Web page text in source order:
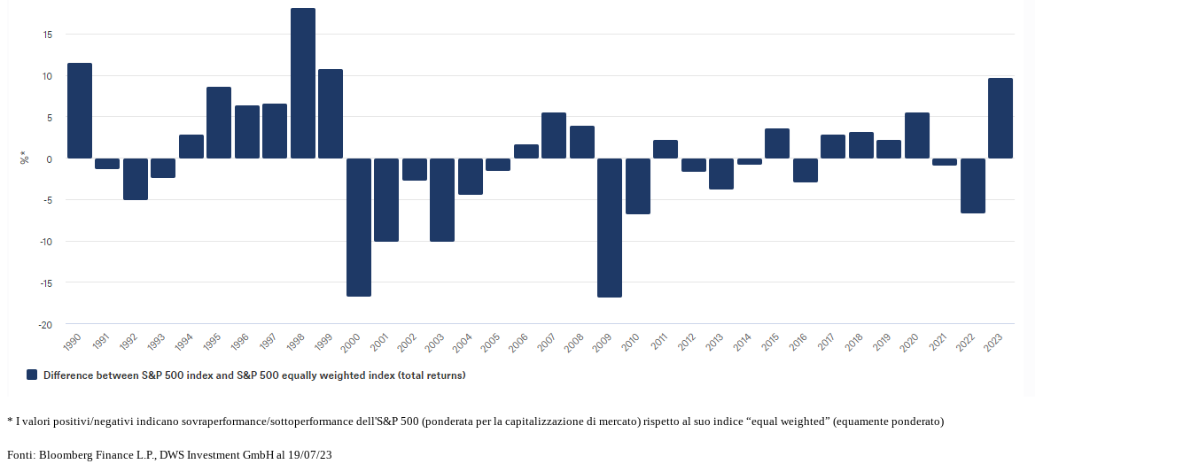
* I valori positivi/negativi indicano sovraperformance/sottoperformance dell'S&P 500 (ponderata per la capitalizzazione di mercato) rispetto al suo indice “equal weighted” (equamente ponderato)
Fonti: Bloomberg Finance L.P., DWS Investment GmbH al 19/07/23